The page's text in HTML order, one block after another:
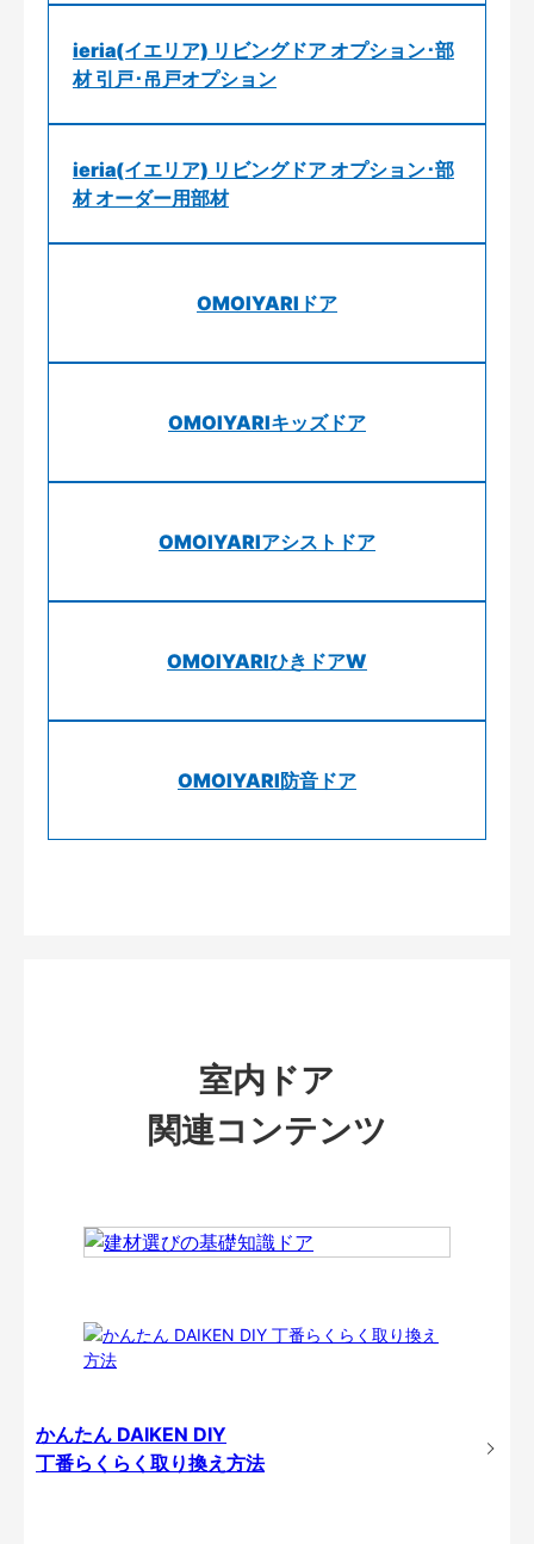
ieria(イエリア) リビングドア オプション･部
材 引戸･吊戸オプション
ieria(イエリア) リビングドア オプション･部
材 オーダー用部材
OMOIYARIドア
OMOIYARIキッズドア
OMOIYARIアシストドア
OMOIYARIひきドアW
OMOIYARI防音ドア
室内ドア
関連コンテンツ
かんたん DAIKEN DIY
丁番らくらく取り換え方法